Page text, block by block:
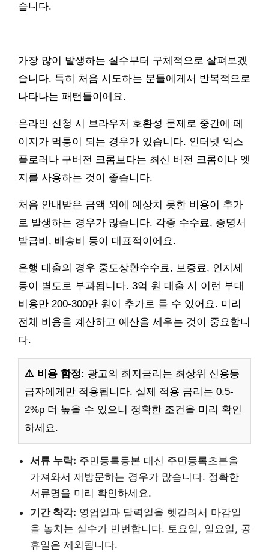
습니다.
가장 많이 발생하는 실수부터 구체적으로 살펴보겠
습니다. 특히 처음 시도하는 분들에게서 반복적으로
나타나는 패턴들이에요.
온라인 신청 시 브라우저 호환성 문제로 중간에 페
이지가 먹통이 되는 경우가 있습니다. 인터넷 익스
플로러나 구버전 크롬보다는 최신 버전 크롬이나 엣
지를 사용하는 것이 좋습니다.
처음 안내받은 금액 외에 예상치 못한 비용이 추가
로 발생하는 경우가 많습니다. 각종 수수료, 증명서
발급비, 배송비 등이 대표적이에요.
은행 대출의 경우 중도상환수수료, 보증료, 인지세
등이 별도로 부과됩니다. 3억 원 대출 시 이런 부대
비용만 200-300만 원이 추가로 들 수 있어요. 미리
전체 비용을 계산하고 예산을 세우는 것이 중요합니
다.
⚠️ 비용 함정: 광고의 최저금리는 최상위 신용등
급자에게만 적용됩니다. 실제 적용 금리는 0.5-
2%p 더 높을 수 있으니 정확한 조건을 미리 확인
하세요.
서류 누락: 주민등록등본 대신 주민등록초본을
가져와서 재방문하는 경우가 많습니다. 정확한
서류명을 미리 확인하세요.
기간 착각: 영업일과 달력일을 헷갈려서 마감일
을 놓치는 실수가 빈번합니다. 토요일, 일요일, 공
휴일은 제외됩니다.